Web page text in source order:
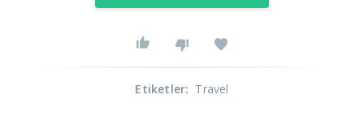
Etiketler: Travel